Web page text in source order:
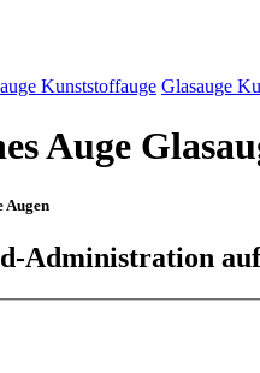
Kunststoffauge Glasauge
Auge
Augen
Administration